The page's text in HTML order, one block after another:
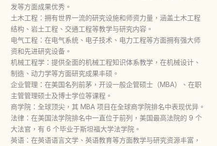
发等方面成果优秀。
土木工程：拥有世界一流的研究设施和师资力量，涵盖土木工程
结构、岩土工程、交通工程等教学与研究内容。
电气工程：在电气系统、电子技术、电力工程等方面拥有强大师
资和先进研究设备。
机械工程学：提供全面的机械工程知识体系教学，在机械设计、
制造、动力学等方面研究成果丰硕。
企业管理：在美国名列前茅，开设一般企管硕士（MBA）、在职
主管管理硕士及博士学位等课程。
商学院：全球顶尖，其 MBA 项目在全球商学院排名中表现优异。
法律：在美国法学院排名中一直位于前列，美国最高法院的 9 个
大法官，有 6 个毕业于斯坦福大学法学院。
英语：在英语语言文学、英语教育等方面教学与研究资源丰富，